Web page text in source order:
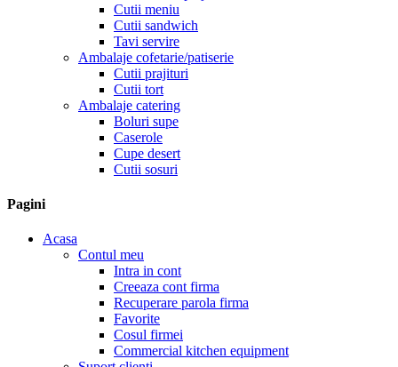
Cutii meniu
Cutii sandwich
Tavi servire
Ambalaje cofetarie/patiserie
Cutii prajituri
Cutii tort
Ambalaje catering
Boluri supe
Caserole
Cupe desert
Cutii sosuri
Pagini
Acasa
Contul meu
Intra in cont
Creeaza cont firma
Recuperare parola firma
Favorite
Cosul firmei
Commercial kitchen equipment